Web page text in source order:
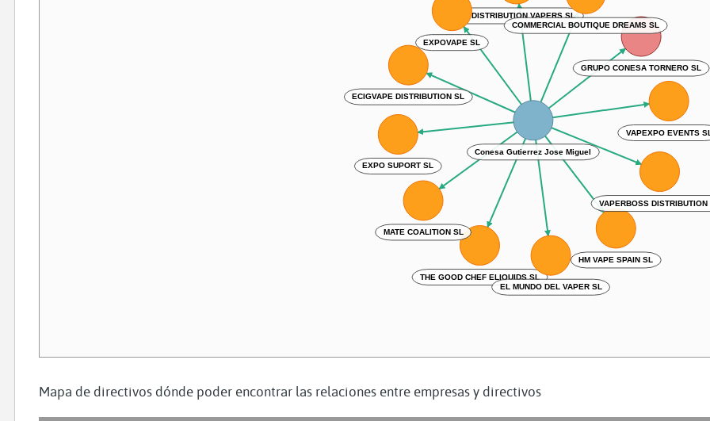
GRUPO CONESA TORNERO SL
Conesa Gutierrez Jose Miguel
HM DISTRIBUTION VAPERS SL
HM VAPE SPAIN SL
EXPO SUPORT SL
VAPEXPO EVENTS
THE GOOD CHEF ELIQUIDS SL
EXPOVAPE SL
VAPERBOSS DISTRIBUTION
MATE COALITION SL
COMMERCIAL BOUTIQUE DREAMS SL
EL MUNDO DEL VAPER SL
ECIGVAPE DISTRIBUTION SL
Mapa de directivos dónde poder encontrar las relaciones entre empresas y directivos